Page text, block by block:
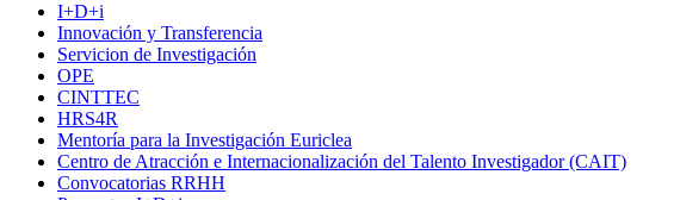
I+D+i
Innovación y Transferencia
Servicion de Investigación
OPE
CINTTEC
HRS4R
Mentoría para la Investigación Euriclea
Centro de Atracción e Internacionalización del Talento Investigador (CAIT)
Convocatorias RRHH